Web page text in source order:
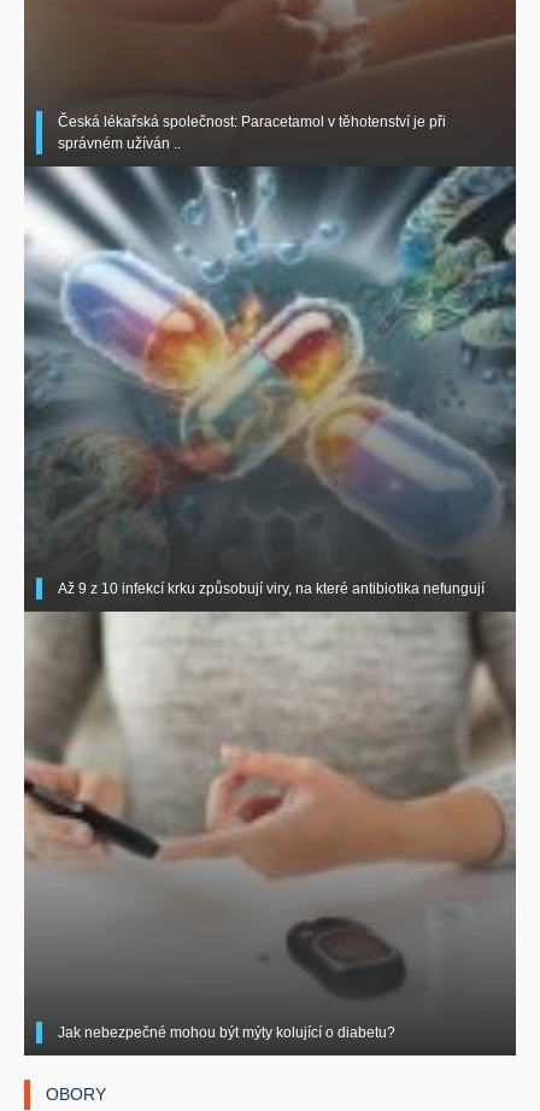
Česká lékařská společnost: Paracetamol v těhotenství je při
správném užíván ..
Až 9 z 10 infekcí krku způsobují viry, na které antibiotika nefungují
Jak nebezpečné mohou být mýty kolující o diabetu?
OBORY